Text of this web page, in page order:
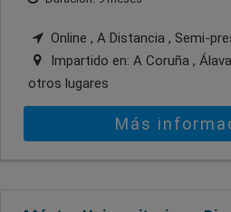
Online , A Distancia , Semi-
Impartido en: A Coruña ,
otros lugares
Más